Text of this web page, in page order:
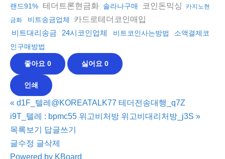
랜드91% 테더트론현금화 솔라나구매 코인돈믹싱
카지노현
금화
비트송금업체 카드로테더코인매입
비트대리송금 24시코인업체 비트코인사는방법
소액결제코
인구매방법
좋아요 0 싫어요 0
인쇄
« d1F_텔레@KOREATALK77 테더전송대행_q7Z
i9T_텔레 : bpmc55 위고비처방 위고비대리처방_j3S »
목록보기 답글쓰기
글수정 글삭제
Powered by KBoard